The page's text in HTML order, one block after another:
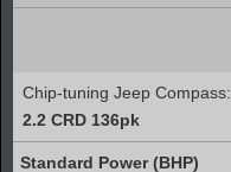
Chip-tuning Jeep Compass:
2.2 CRD 136pk